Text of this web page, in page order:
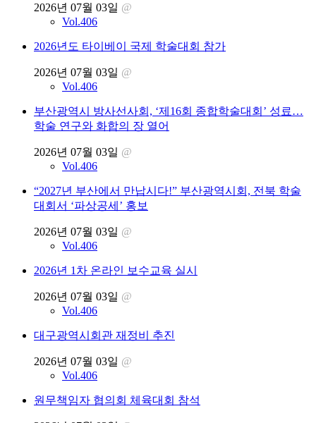
2026년 07월 03일 @
Vol.406
2026년도 타이베이 국제 학술대회 참가
2026년 07월 03일 @
Vol.406
부산광역시 방사선사회, ‘제16회 종합학술대회’ 성료…
학술 연구와 화합의 장 열어
2026년 07월 03일 @
Vol.406
“2027년 부산에서 만납시다!” 부산광역시회, 전북 학술
대회서 ‘파상공세’ 홍보
2026년 07월 03일 @
Vol.406
2026년 1차 온라인 보수교육 실시
2026년 07월 03일 @
Vol.406
대구광역시회관 재정비 추진
2026년 07월 03일 @
Vol.406
원무책임자 협의회 체육대회 참석